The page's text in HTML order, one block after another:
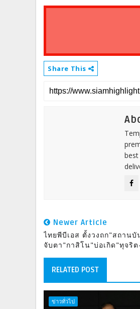
Share This
Newer Article
ไทยพีบีเอส ตั้งวงถก"สถาน
จับตา"กาสิโน"บ่อเกิด"ทุจริต
RELATED POST
ข่าวทั่วไป